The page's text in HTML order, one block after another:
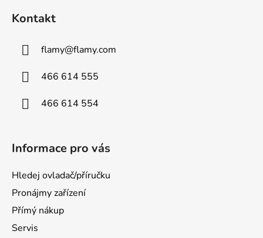
Kontakt
flamy@flamy.com
466 614 555
466 614 554
Informace pro vás
Hledej ovladač/příručku
Pronájmy zařízení
Přímý nákup
Servis